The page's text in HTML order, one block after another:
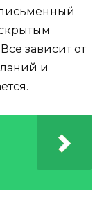
зависит от
и